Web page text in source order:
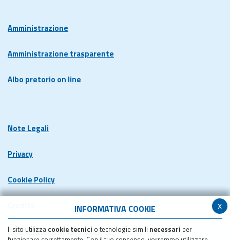
x
INFORMATIVA COOKIE
Il sito utilizza cookie tecnici o tecnologie simili necessari per
Amministrazione
Amministrazione trasparente
Albo pretorio on line
Note Legali
Privacy
Cookie Policy
Dichiarazione di accessibilita'